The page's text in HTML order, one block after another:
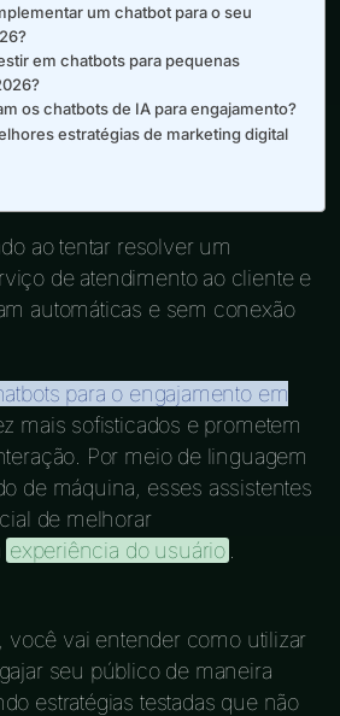
um chatbot para o seu
em chatbots para pequenas
os chatbots de IA para engajamento?
estratégias de marketing digital
ao tentar resolver um
de atendimento ao cliente e
automáticas e sem conexão
para o engajamento em
mais sofisticados e prometem
Por meio de linguagem
de máquina, esses assistentes
de melhorar
experiência do usuário
você vai entender como utilizar
seu público de maneira
estratégias testadas que não